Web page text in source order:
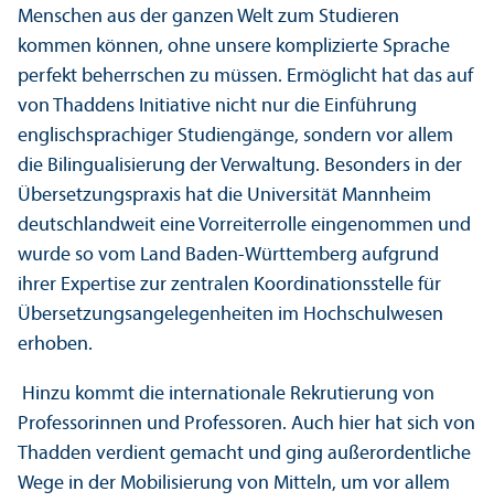
Menschen aus der ganzen Welt zum Studieren
kommen können, ohne unsere komplizierte Sprache
perfekt beherrschen zu müssen. Ermöglicht hat das auf
von Thaddens Initiative nicht nur die Einführung
englischsprach­iger Studien­gänge, sondern vor allem
die Bilingualisierung der Verwaltung. Besonders in der
Über­setzungs­praxis hat die Universität Mannheim
deutschland­weit eine Vorreiterrolle eingenommen und
wurde so vom Land Baden-Württemberg aufgrund
ihrer Expertise zur zentralen Koordinations­stelle für
Über­setzungs­angelegenheiten im Hochschul­wesen
erhoben.
Hinzu kommt die internationale Rekrutierung von
Professorinnen und Professoren. Auch hier hat sich von
Thadden verdient gemacht und ging außerordentliche
Wege in der Mobilisierung von Mitteln, um vor allem